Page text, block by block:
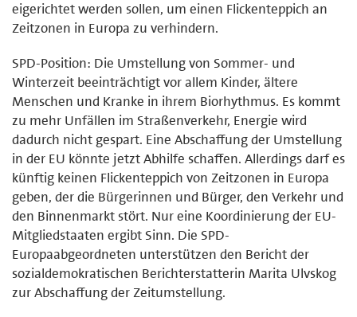
eigerichtet werden sollen, um einen Flickenteppich an
Zeitzonen in Europa zu verhindern.
SPD-Position: Die Umstellung von Sommer- und
Winterzeit beeinträchtigt vor allem Kinder, ältere
Menschen und Kranke in ihrem Biorhythmus. Es kommt
zu mehr Unfällen im Straßenverkehr, Energie wird
dadurch nicht gespart. Eine Abschaffung der Umstellung
in der EU könnte jetzt Abhilfe schaffen. Allerdings darf es
künftig keinen Flickenteppich von Zeitzonen in Europa
geben, der die Bürgerinnen und Bürger, den Verkehr und
den Binnenmarkt stört. Nur eine Koordinierung der EU-
Mitgliedstaaten ergibt Sinn. Die SPD-
Europaabgeordneten unterstützen den Bericht der
sozialdemokratischen Berichterstatterin Marita Ulvskog
zur Abschaffung der Zeitumstellung.